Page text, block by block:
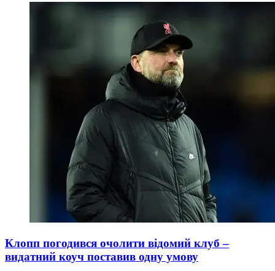
Клопп погодився очолити відомий клуб –
видатний коуч поставив одну умову